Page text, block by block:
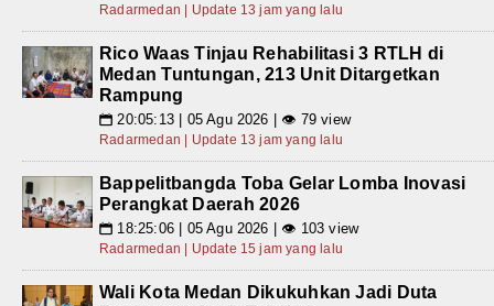
Radarmedan | Update 13 jam yang lalu
Rico Waas Tinjau Rehabilitasi 3 RTLH di
Medan Tuntungan, 213 Unit Ditargetkan
Rampung
📅 20:05:13 | 05 Agu 2026 | 👁 79 view
Radarmedan | Update 13 jam yang lalu
Bappelitbangda Toba Gelar Lomba Inovasi
Perangkat Daerah 2026
📅 18:25:06 | 05 Agu 2026 | 👁 103 view
Radarmedan | Update 15 jam yang lalu
Wali Kota Medan Dikukuhkan Jadi Duta